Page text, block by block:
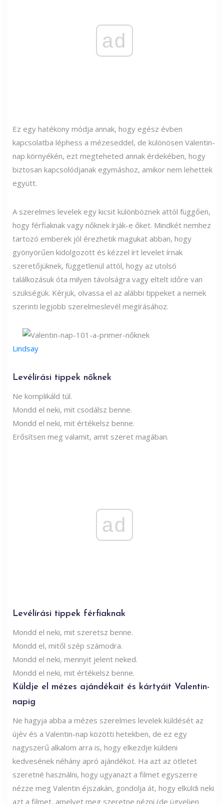
ad
Ez egy hatékony módja annak, hogy egész évben
kapcsolatba léphess a mézeseddel, de különösen Valentin-
nap környékén, ezt megteheted annak érdekében, hogy
biztosan kapcsolódjanak egymáshoz, amikor nem lehettek
együtt.
A szerelmes levelek egy kicsit különböznek attól függően,
hogy férfiaknak vagy nőknek írják-e őket. Mindkét nemhez
tartozó emberek jól érezhetik magukat abban, hogy
gyönyörűen kidolgozott és kézzel írt levelet írnak
szeretőjüknek, függetlenül attól, hogy az utolsó
találkozásuk óta milyen távolságra vagy eltelt időre van
szükségük. Kérjük, olvassa el az alábbi tippeket a nemek
szerinti legjobb szerelmeslevél megírásához.
Lindsay
Levélírási tippek nőknek
Ne komplikáld túl.
Mondd el neki, mit csodálsz benne.
Mondd el neki, mit értékelsz benne.
Erősítsen meg valamit, amit szeret magában.
ad
Levélírási tippek férfiaknak
Mondd el neki, mit szeretsz benne.
Mondd el, mitől szép számodra.
Mondd el neki, mennyit jelent neked.
Mondd el neki, mit értékelsz benne.
Küldje el mézes ajándékait és kártyáit Valentin-
napig
Ne hagyja abba a mézes szerelmes levelek küldését az
újév és a Valentin-nap közötti hetekben, de ez egy
nagyszerű alkalom arra is, hogy elkezdje küldeni
kedvesének néhány apró ajándékot. Ha azt az ötletet
szeretné használni, hogy ugyanazt a filmet egyszerre
nézze meg Valentin éjszakán, gondolja át, hogy elküldi neki
azt a filmet, amelyet meg szeretne nézni (de ügyeljen